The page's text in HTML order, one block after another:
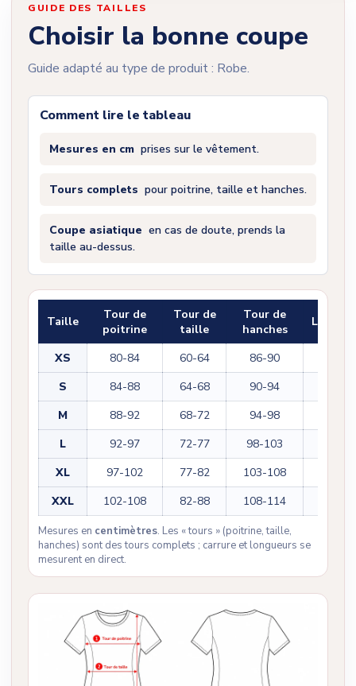
GUIDE DES TAILLES
Choisir la bonne coupe
Guide adapté au type de produit : Robe.
Comment lire le tableau
Mesures en cm prises sur le vêtement.
Tours complets pour poitrine, taille et hanches.
Coupe asiatique en cas de doute, prends la
taille au-dessus.
Taille
Tour de
poitrine
Tour de
taille
Tour de
hanches
XS 80-84 60-64 86-90
S
84-88 64-68 90-94
M
88-92 68-72 94-98
L
92-97 72-77 98-103
XL
97-102 77-82 103-108
XXL
102-108 82-88 108-114
Mesures en centimètres. Les « tours » (poitrine, taille,
hanches) sont des tours complets ; carrure et longueurs se
mesurent en direct.